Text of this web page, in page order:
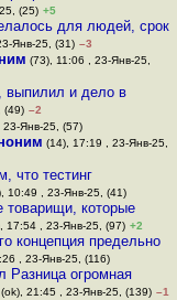
(25) +5
для людей, срок
Янв-25, (31) –3
(73), 11:06 , 23-Янв-25,
выпилил и дело в
(49) –2
Янв-25, (57)
(14), 17:19 , 23-Янв-25,
что тестинг
10:49 , 23-Янв-25, (41)
товарищи, которые
17:54 , 23-Янв-25, (97) +2
концепция предельно
, 23-Янв-25, (116)
Разница огромная
21:45 , 23-Янв-25, (139) –1